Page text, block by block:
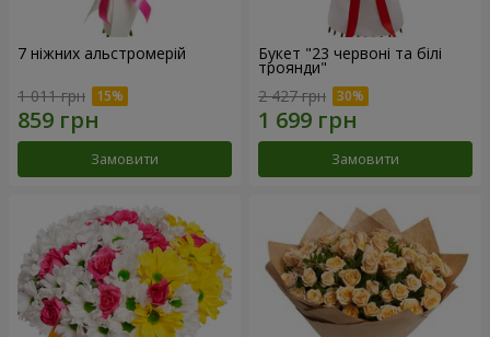
7 ніжних альстромерій
1 011 грн
Замовити
Букет "23 червоні та білі
троянди"
2 427 грн
Замовити